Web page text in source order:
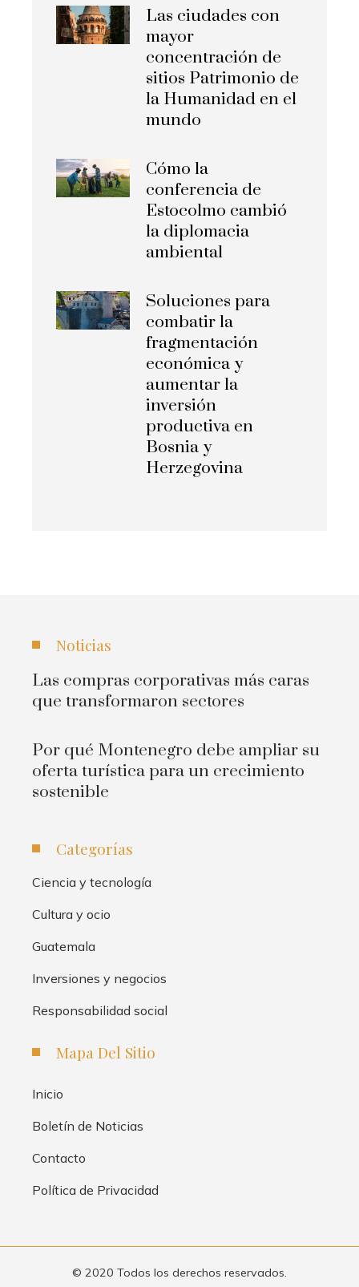
Las ciudades con
mayor
concentración de
sitios Patrimonio de
la Humanidad en el
mundo
Cómo la
conferencia de
Estocolmo cambió
la diplomacia
ambiental
Soluciones para
combatir la
fragmentación
económica y
aumentar la
inversión
productiva en
Bosnia y
Herzegovina
Noticias
Las compras corporativas más caras
que transformaron sectores
Por qué Montenegro debe ampliar su
oferta turística para un crecimiento
sostenible
Categorías
Ciencia y tecnología
Cultura y ocio
Guatemala
Inversiones y negocios
Responsabilidad social
Mapa Del Sitio
Inicio
Boletín de Noticias
Contacto
Política de Privacidad
© 2020 Todos los derechos reservados.